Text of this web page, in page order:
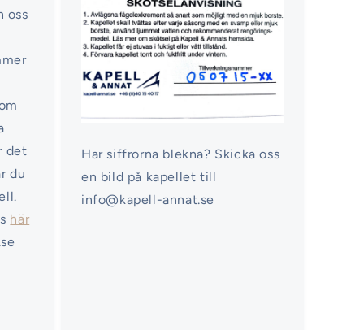
oss
det
du
här
Har siffrorna blekna? Skicka oss
en bild på kapellet till
info@kapell-annat.se